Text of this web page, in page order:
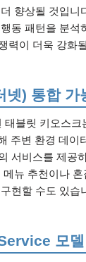
향상될 것입니
동 패턴을 분석
력이 더욱 강화
넷) 통합 가
태블릿 키오스크
주변 환경 데이
서비스를 제공
메뉴 추천이나
현할 수도 있습
모델